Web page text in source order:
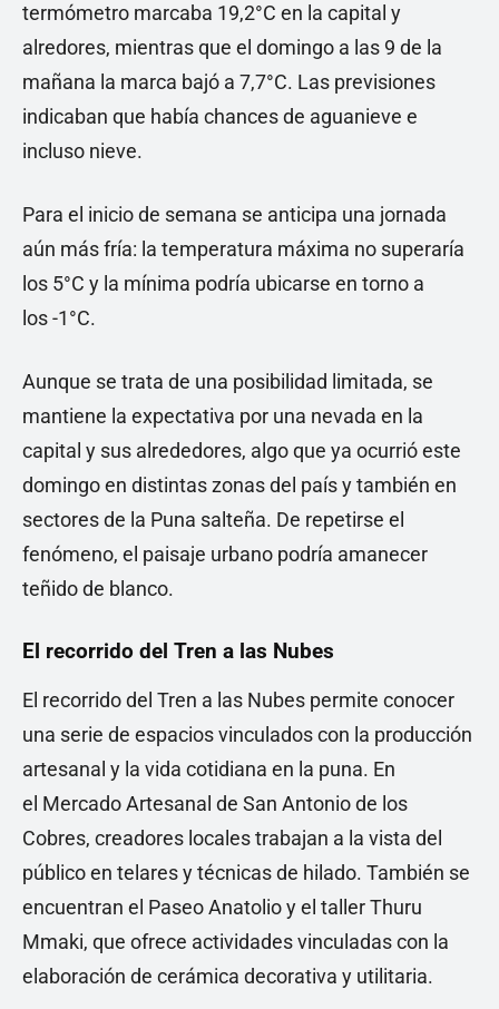
termómetro marcaba 19,2°C en la capital y
alredores, mientras que el domingo a las 9 de la
mañana la marca bajó a 7,7°C. Las previsiones
indicaban que había chances de aguanieve e
incluso nieve.
Para el inicio de semana se anticipa una jornada
aún más fría: la temperatura máxima no superaría
los 5°C y la mínima podría ubicarse en torno a
los -1°C.
Aunque se trata de una posibilidad limitada, se
mantiene la expectativa por una nevada en la
capital y sus alrededores, algo que ya ocurrió este
domingo en distintas zonas del país y también en
sectores de la Puna salteña. De repetirse el
fenómeno, el paisaje urbano podría amanecer
teñido de blanco.
El recorrido del Tren a las Nubes
El recorrido del Tren a las Nubes permite conocer
una serie de espacios vinculados con la producción
artesanal y la vida cotidiana en la puna. En
el Mercado Artesanal de San Antonio de los
Cobres, creadores locales trabajan a la vista del
público en telares y técnicas de hilado. También se
encuentran el Paseo Anatolio y el taller Thuru
Mmaki, que ofrece actividades vinculadas con la
elaboración de cerámica decorativa y utilitaria.